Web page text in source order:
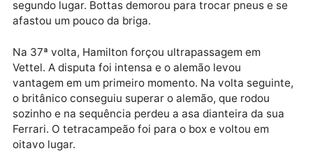
sobre Vettel por fora na curva 1.
volta, Daniel Ricciardo, da Renault, chegou a ficar
algum tempo na liderança, mas logo os carros mais
rápidos reassumiram os primeiro lugares.
Leclerc, em primeiro lugar, chegou a abrir seis
segundos, enquanto Hamilton e Vettel brigavam pelo